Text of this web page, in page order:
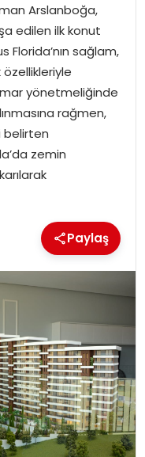
Arslanboğa,
edilen ilk konut
Florida’nın sağlam,
İmar yönetmeliğinde
rağmen,
belirten
zemin
Paylaş